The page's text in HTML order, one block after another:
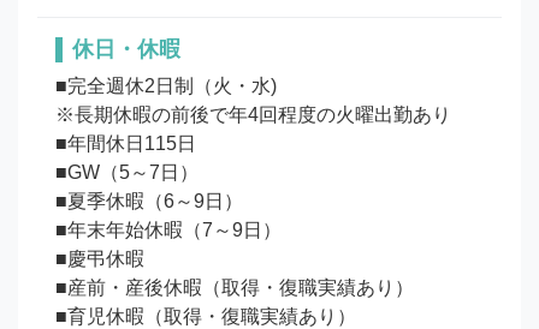
休日・休暇
■完全週休2日制（火・水)
※長期休暇の前後で年4回程度の火曜出勤あり
■年間休日115日
■GW（5～7日）
■夏季休暇（6～9日）
■年末年始休暇（7～9日）
■慶弔休暇
■産前・産後休暇（取得・復職実績あり）
■育児休暇（取得・復職実績あり）